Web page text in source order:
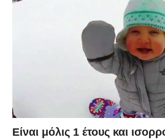
Είναι μόλις 1 έτους και